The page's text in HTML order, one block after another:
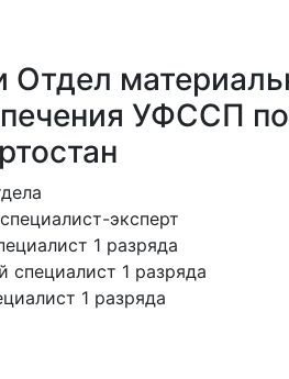
Отдел
УФССП по
эксперт
1 разряда
специалист 1 разряда
1 разряда